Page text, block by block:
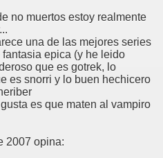
no muertos estoy realmente
una de las mejores series
epica (y he leido
que es gotrek, lo
es snorri y lo buen hechicero
es que maten al vampiro
2007 opina: